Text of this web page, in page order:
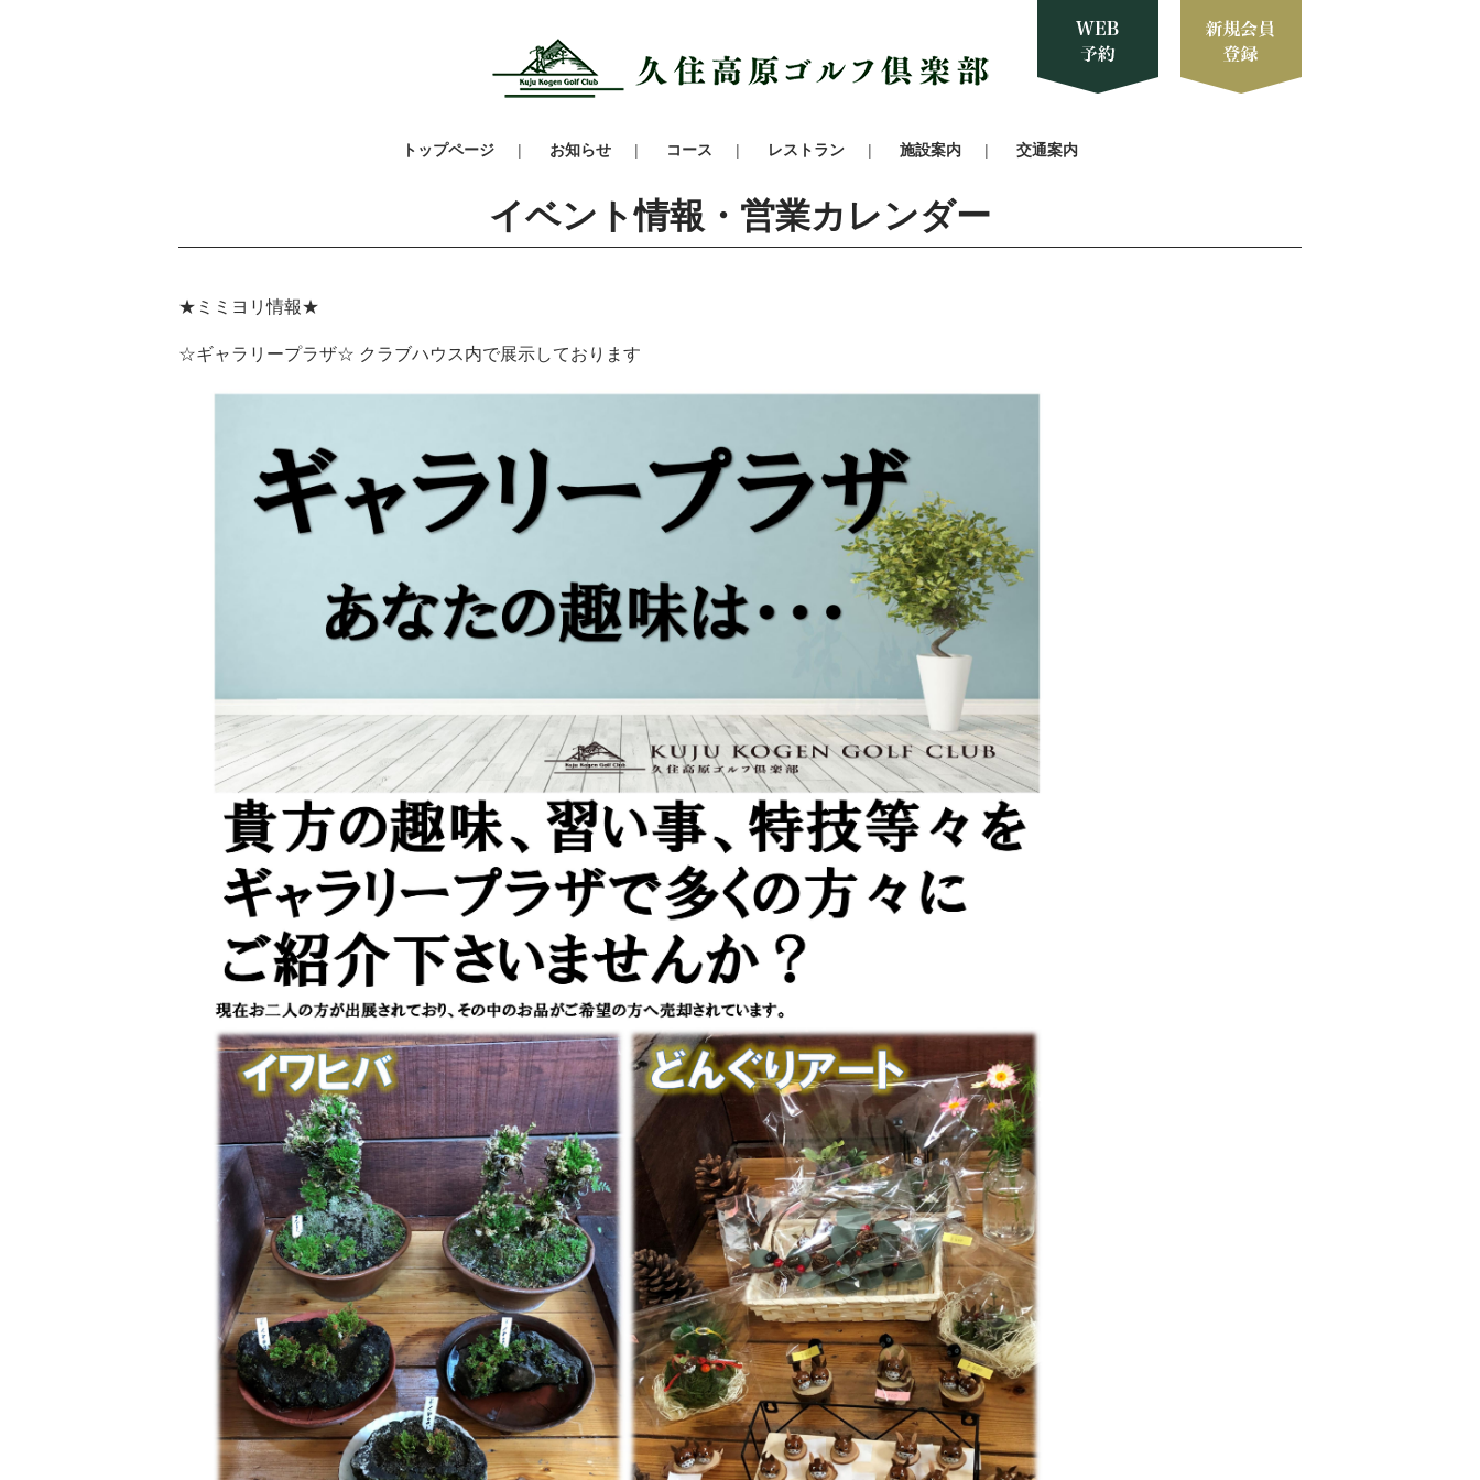
トップページ お知らせ コース レストラン 施設案内 交通案内
イベント情報・営業カレンダー
★ミミヨリ情報★
☆ギャラリープラザ☆ クラブハウス内で展示しております